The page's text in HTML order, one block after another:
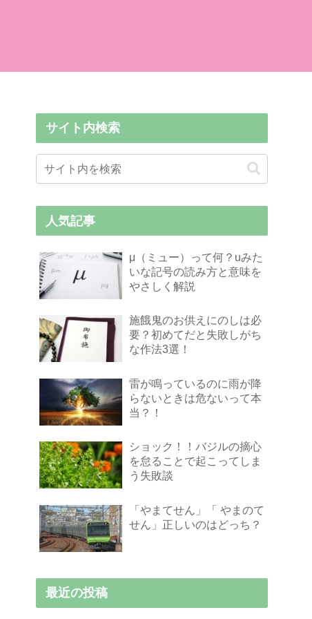
サイト内検索
人気記事
μ（ミュー）って何？uみた
いな記号の読み方と意味を
やさしく解説
施餓鬼のお供えにのしは必
要？初めてだと失敗しがち
な作法3選！
雷が鳴っているのに雨が降
らないときは危ないって本
当？！
ショック！！バジルの摘心
を怠ることで起こってしま
う失敗談
「やまてせん」「 やまのて
せん」正しいのはどっち？
最近の投稿